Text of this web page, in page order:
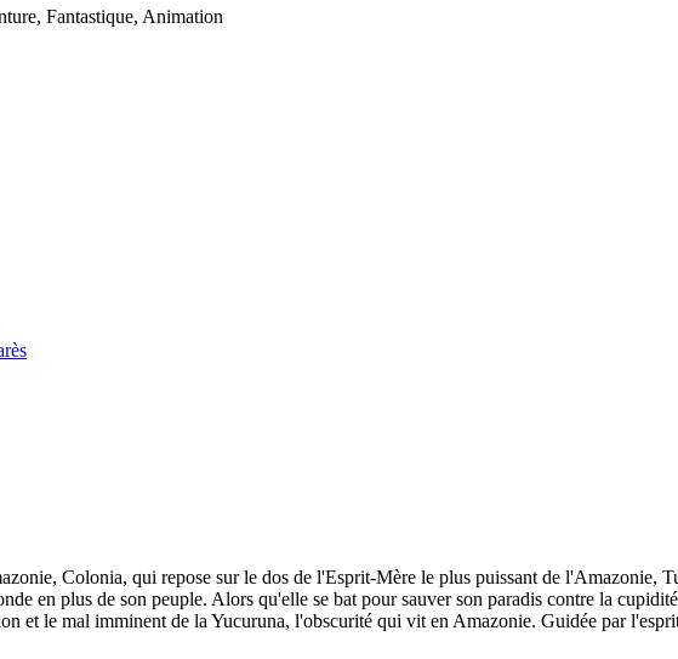
Fantastique, Animation
Colonia, qui repose sur le dos de l'Esprit-Mère le plus puissant de l'Amazonie,
en plus de son peuple. Alors qu'elle se bat pour sauver son paradis contre la
et le mal imminent de la Yucuruna, l'obscurité qui vit en Amazonie. Guidée par